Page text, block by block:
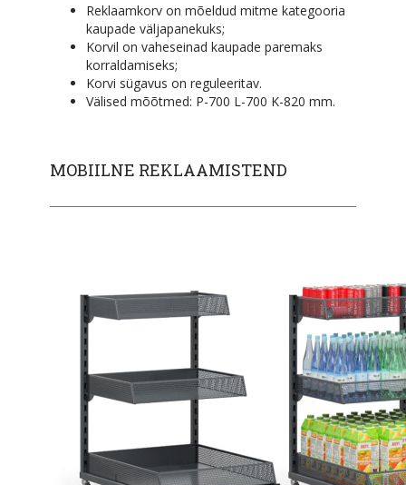
Reklaamkorv on mõeldud mitme kategooria
kaupade väljapanekuks;
Korvil on vaheseinad kaupade paremaks
korraldamiseks;
Korvi sügavus on reguleeritav.
Välised mõõtmed: P-700 L-700 K-820 mm.
MOBIILNE REKLAAMISTEND